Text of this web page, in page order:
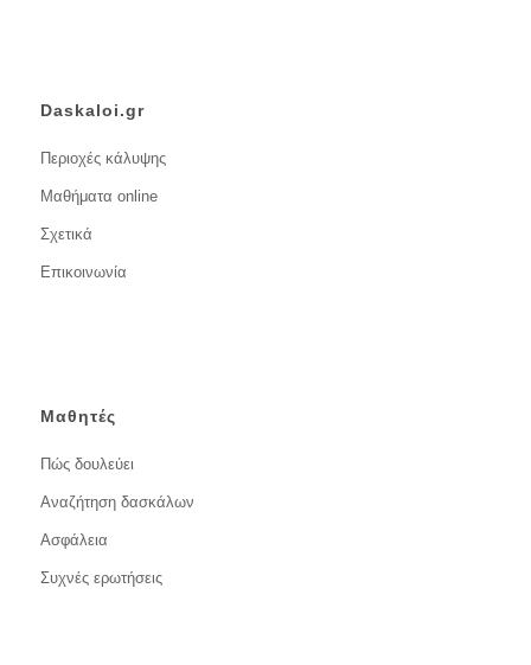
Daskaloi.gr
Περιοχές κάλυψης
Μαθήματα online
Σχετικά
Επικοινωνία
Μαθητές
Πώς δουλεύει
Αναζήτηση δασκάλων
Ασφάλεια
Συχνές ερωτήσεις